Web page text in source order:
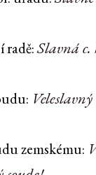
radě:Slavná c.
zemskému: